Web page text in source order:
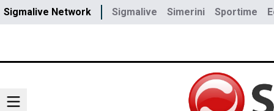
Sigmalive Network Sigmalive Simerini Sportime